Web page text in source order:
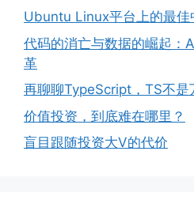
Ubuntu Linux平台上的最佳
代码的消亡与数据的崛起：
革
再聊聊TypeScript，TS不是
价值投资，到底难在哪里？
盲目跟随投资大V的代价